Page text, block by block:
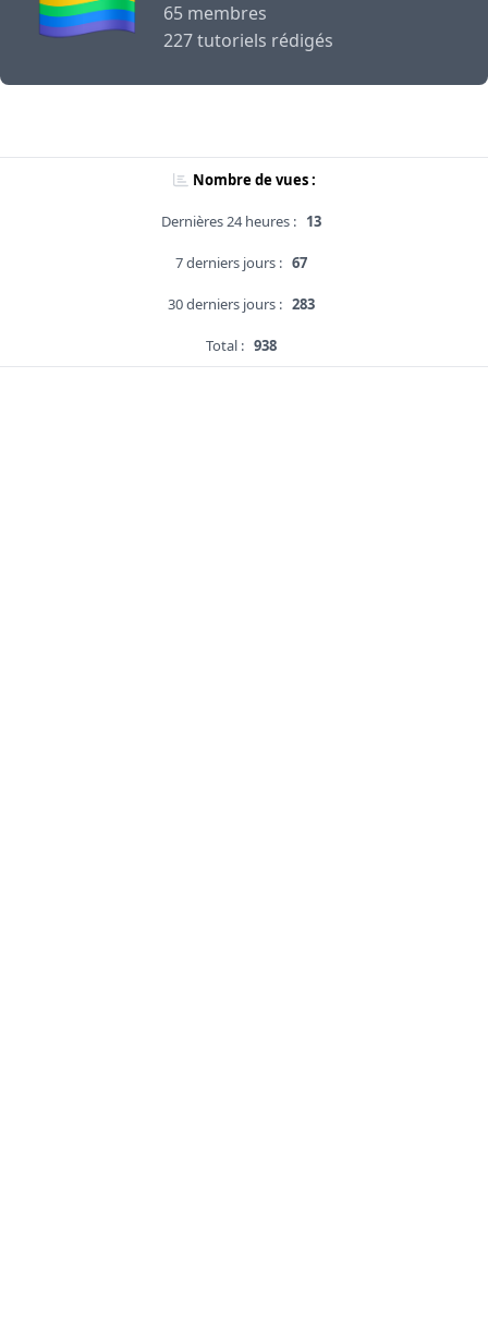
65 membres
227 tutoriels rédigés
Nombre de vues :
Dernières 24 heures : 13
7 derniers jours : 67
30 derniers jours : 283
Total : 938